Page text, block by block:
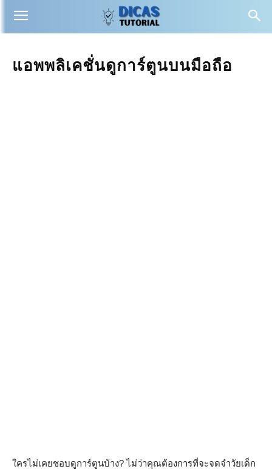
แอพพลิเคชั่นดูการ์ตูนบนมือถือ
ใครไม่เคยชอบดูการ์ตูนบ้าง? ไม่ว่าคุณต้องการที่จะจดจำวัยเด็ก